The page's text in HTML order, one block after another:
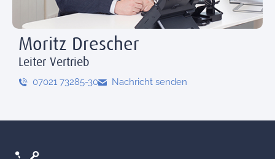
Moritz Drescher
Leiter Vertrieb
07021 73285-30 Nachricht senden